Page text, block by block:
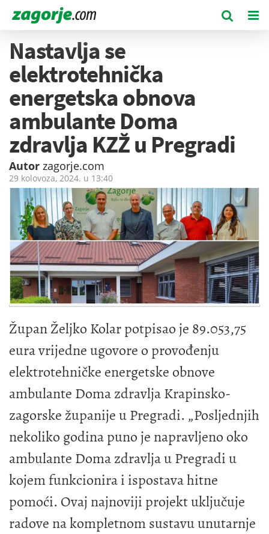
Nastavlja se
elektrotehnička
energetska obnova
ambulante Doma
zdravlja KZŽ u Pregradi
Autor zagorje.com
29 kolovoza, 2024. u 13:40
Župan Željko Kolar potpisao je 89.053,75
eura vrijedne ugovore o provođenju
elektrotehničke energetske obnove
ambulante Doma zdravlja Krapinsko-
zagorske županije u Pregradi. „Posljednjih
nekoliko godina puno je napravljeno oko
ambulante Doma zdravlja u Pregradi u
kojem funkcionira i ispostava hitne
pomoći. Ovaj najnoviji projekt uključuje
radove na kompletnom sustavu unutarnje